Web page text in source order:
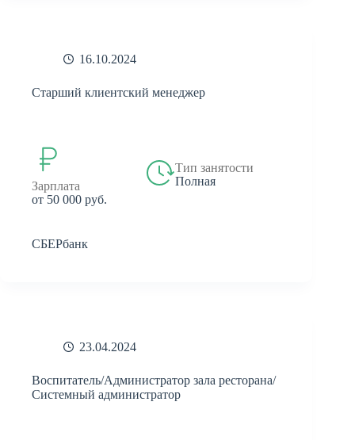
16.10.2024
Старший клиентский менеджер
Зарплата
от 50 000 руб.
Тип занятости
Полная
СБЕРбанк
23.04.2024
Воспитатель/Администратор зала ресторана/
Системный администратор